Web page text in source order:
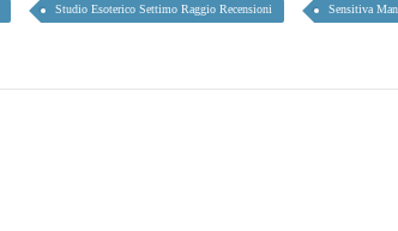
Studio Esoterico Settimo Raggio Recensioni Sensitiva